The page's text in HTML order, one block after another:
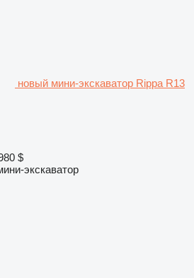
новый мини-экскаватор Rippa R13
$
экскаватор